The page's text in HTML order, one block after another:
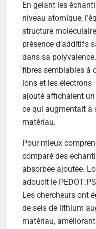
En gelant les
niveau atomique,
structure
présence d’additifs
dans sa
fibres semblables à
ions et les électrons
ajouté affichaient
ce qui augmentait à
matériau.
Pour mieux
comparé des
absorbée ajoutée.
adoucit le
Les chercheurs ont
de sels de lithium
matériau,